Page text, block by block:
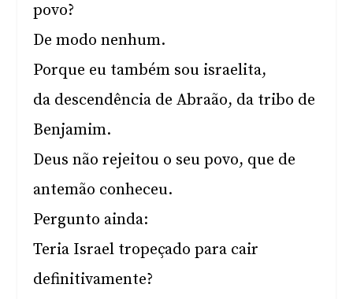
povo?
De modo nenhum.
Porque eu também sou israelita,
da descendência de Abraão, da tribo de
Benjamim.
Deus não rejeitou o seu povo, que de
antemão conheceu.
Pergunto ainda:
Teria Israel tropeçado para cair
definitivamente?